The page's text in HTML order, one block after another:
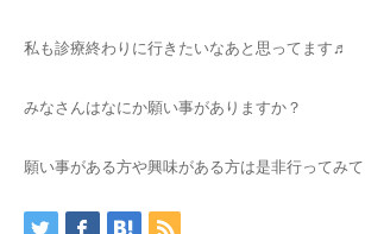
私も診療終わりに行きたいなあと思ってます♬
みなさんはなにか願い事がありますか？
願い事がある方や興味がある方は是非行ってみ